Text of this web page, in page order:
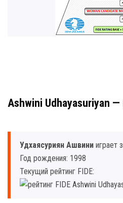
Ashwini Udhayasuriyan
Удхаясуриян Ашвини играет
Год рождения: 1998
Текущий рейтинг FIDE: